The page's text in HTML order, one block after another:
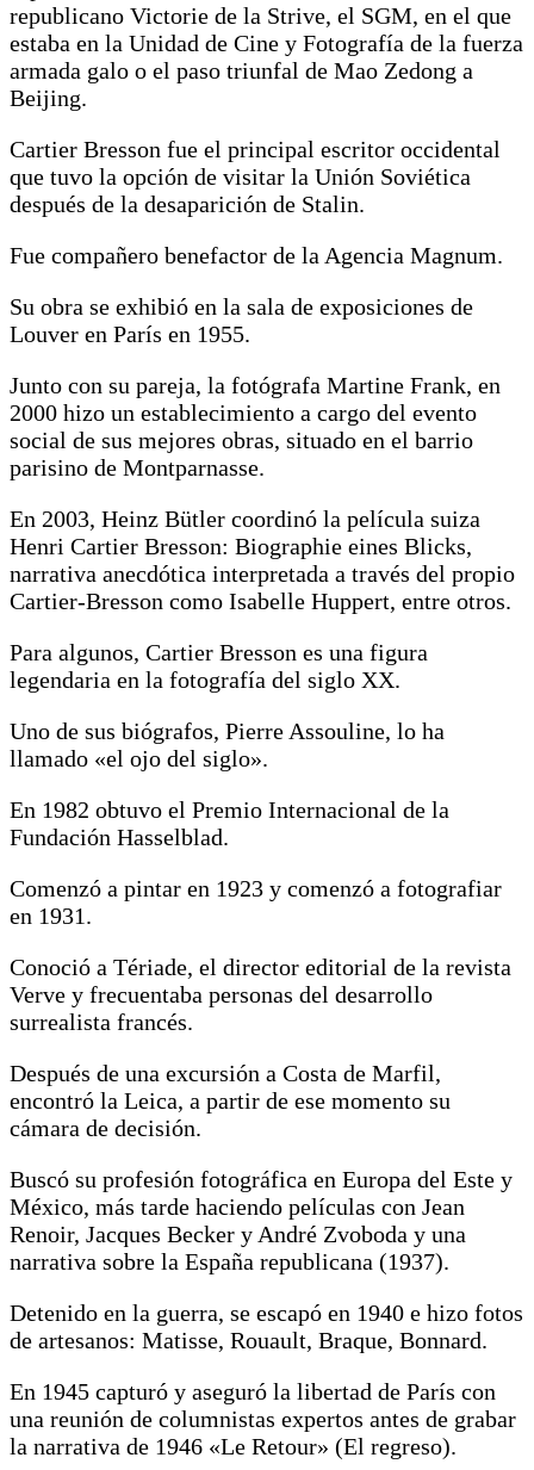
republicano Victorie de la Strive, el SGM, en el que
estaba en la Unidad de Cine y Fotografía de la fuerza
armada galo o el paso triunfal de Mao Zedong a
Beijing.
Cartier Bresson fue el principal escritor occidental
que tuvo la opción de visitar la Unión Soviética
después de la desaparición de Stalin.
Fue compañero benefactor de la Agencia Magnum.
Su obra se exhibió en la sala de exposiciones de
Louver en París en 1955.
Junto con su pareja, la fotógrafa Martine Frank, en
2000 hizo un establecimiento a cargo del evento
social de sus mejores obras, situado en el barrio
parisino de Montparnasse.
En 2003, Heinz Bütler coordinó la película suiza
Henri Cartier Bresson: Biographie eines Blicks,
narrativa anecdótica interpretada a través del propio
Cartier-Bresson como Isabelle Huppert, entre otros.
Para algunos, Cartier Bresson es una figura
legendaria en la fotografía del siglo XX.
Uno de sus biógrafos, Pierre Assouline, lo ha
llamado «el ojo del siglo».
En 1982 obtuvo el Premio Internacional de la
Fundación Hasselblad.
Comenzó a pintar en 1923 y comenzó a fotografiar
en 1931.
Conoció a Tériade, el director editorial de la revista
Verve y frecuentaba personas del desarrollo
surrealista francés.
Después de una excursión a Costa de Marfil,
encontró la Leica, a partir de ese momento su
cámara de decisión.
Buscó su profesión fotográfica en Europa del Este y
México, más tarde haciendo películas con Jean
Renoir, Jacques Becker y André Zvoboda y una
narrativa sobre la España republicana (1937).
Detenido en la guerra, se escapó en 1940 e hizo fotos
de artesanos: Matisse, Rouault, Braque, Bonnard.
En 1945 capturó y aseguró la libertad de París con
una reunión de columnistas expertos antes de grabar
la narrativa de 1946 «Le Retour» (El regreso).